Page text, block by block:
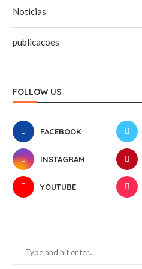
Noticias
publicacoes
FOLLOW US
FACEBOOK
INSTAGRAM
YOUTUBE